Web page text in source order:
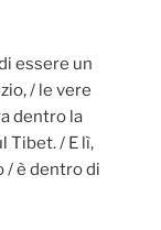
essere un
/ le vere
dentro la
Tibet. / E lì,
/ è dentro di